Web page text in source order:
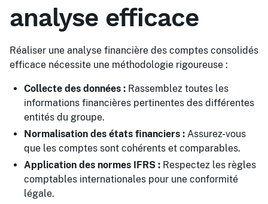
analyse efficace
Réaliser une analyse financière des comptes consolidés
efficace nécessite une méthodologie rigoureuse :
Collecte des données : Rassemblez toutes les
informations financières pertinentes des différentes
entités du groupe.
Normalisation des états financiers : Assurez-vous
que les comptes sont cohérents et comparables.
Application des normes IFRS : Respectez les règles
comptables internationales pour une conformité
légale.